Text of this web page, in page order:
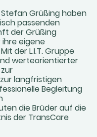
Grüßing haben
passenden
der Grüßing
eigene
der L.I.T. Gruppe
werteorientierter
langfristigen
Begleitung
die Brüder auf die
der TransCare